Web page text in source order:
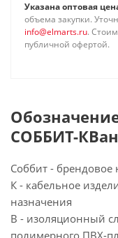
Указана оптовая
объема закупки.
info@elmarts.ru.
публичной офертой.
СОББИТ-
Соббит - брендовое
К - кабельное
назначения
В - изоляционный
полимерного ПВХ-